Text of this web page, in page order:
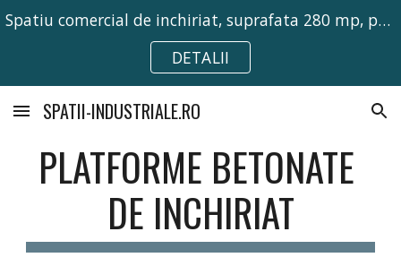
Skip to main content Skip to navigation
Spatiu comercial de inchiriat, suprafata 280 mp, pretabil pentru activitati comerciale, birouri sau depozitare.
DETALII
SPATII-INDUSTRIALE.RO
PLATFORME BETONATE
DE INCHIRIAT